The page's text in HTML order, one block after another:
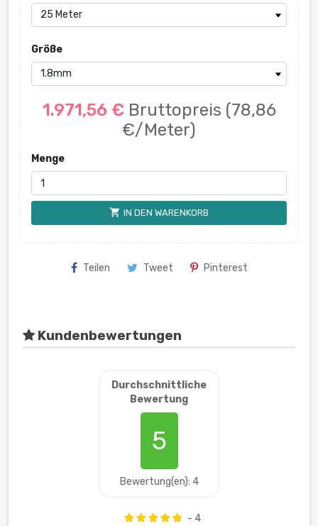
Größe
1.971,56 € Bruttopreis (78,86
€/Meter)
Menge
shopping_cart IN DEN WARENKORB
Teilen Tweet Pinterest
Kundenbewertungen
Durchschnittliche
Bewertung
5
Bewertung(en): 4
- 4